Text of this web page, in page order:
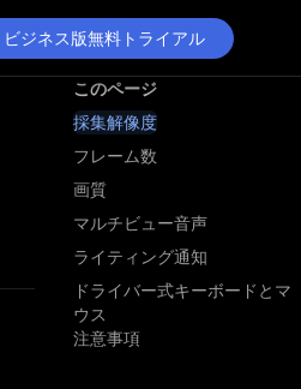
ビジネス版無料トライアル
このページ
採集解像度
フレーム数
画質
マルチビュー音声
ライティング通知
ドライバー式キーボードとマ
ウス
注意事項